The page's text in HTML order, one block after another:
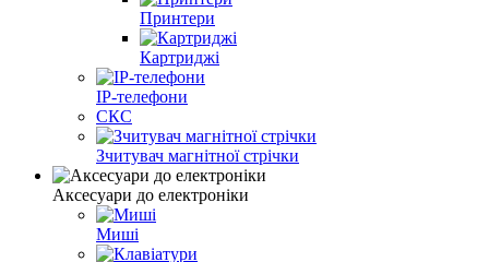
Принтери
Картриджі
IP-телефони
СКС
Зчитувач магнітної стрічки
Аксесуари до електроніки
Миші